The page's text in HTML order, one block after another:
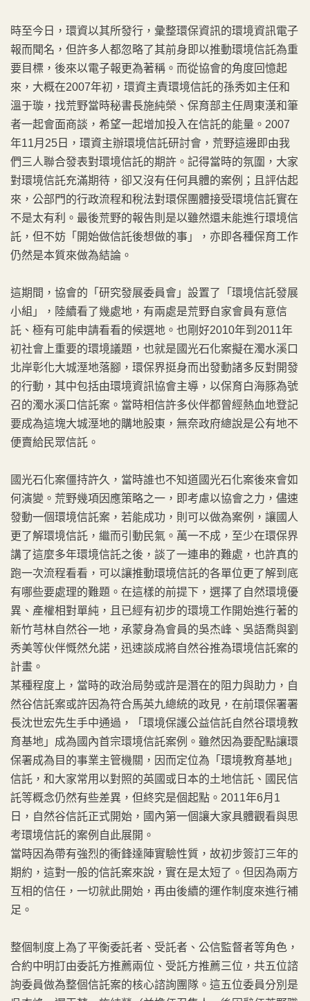
時至今日，環資以其所發行，彙整環保資訊的環境資訊電子
報而聞名，但許多人都忽略了其前身即以推動環境信託為重
要目標，後來以電子報更為著稱。而從協會的角度回憶起
來，大概在2007年初，環資主責環境信託的孫秀如主任和
溫于璇，找荒野當時秘書長施純榮、保育部主任周東漢和筆
者一起會面商談，希望一起增加投入在信託的能量。2007
年11月25日，環資主辦環境信託研討會，荒野這邊即由我
們三人聯合發表對環境信託的期許。記得當時的氛圍，大家
對環境信託充滿期待，卻又沒有任何具體的案例；且評估起
來，公部門的行政流程和稅法對環保團體接受環境信託實在
不是太有利。最後荒野的報告則是以雖然還未能進行環境信
託，但不妨「開始做信託後想做的事」，亦即各種保育工作
仍然是本質來做為結論。
這期間，協會的「研究發展委員會」設置了「環境信託發展
小組」，陸續看了幾處地，有兩處是荒野自家會員有意信
託、極有可能申請看看的候選地。也剛好2010年到2011年
初社會上重要的環境議題，也就是國光石化案擬在濁水溪口
北岸彰化大城溼地落腳，環保界挺身而出發動諸多反對開發
的行動，其中包括由環境資訊協會主導，以保育白海豚為號
召的濁水溪口信託案。當時相信許多伙伴都曾經熱血地登記
要成為這塊大城溼地的購地股東，無奈政府總說是公有地不
便賣給民眾信託。
國光石化案僵持許久，當時誰也不知道國光石化案後來會如
何演變。荒野幾項因應策略之一，即考慮以協會之力，儘速
發動一個環境信託案，若能成功，則可以做為案例，讓國人
更了解環境信託，繼而引動民氣。萬一不成，至少在環保界
講了這麼多年環境信託之後，談了一連串的難處，也許真的
跑一次流程看看，可以讓推動環境信託的各單位更了解到底
有哪些要處理的難題。在這樣的前提下，選擇了自然環境優
異、產權相對單純，且已經有初步的環境工作開始進行著的
新竹芎林自然谷一地，承蒙身為會員的吳杰峰、吳語喬與劉
秀美等伙伴慨然允諾，迅速談成將自然谷推為環境信託案的
計畫。
某種程度上，當時的政治局勢或許是潛在的阻力與助力，自
然谷信託案或許因為符合馬英九總統的政見，在前環保署署
長沈世宏先生手中通過，「環境保護公益信託自然谷環境教
育基地」成為國內首宗環境信託案例。雖然因為要配點讓環
保署成為目的事業主管機關，因而定位為「環境教育基地」
信託，和大家常用以對照的英國或日本的土地信託、國民信
託等概念仍然有些差異，但終究是個起點。2011年6月1
日，自然谷信託正式開始，國內第一個讓大家具體觀看與思
考環境信託的案例自此展開。
當時因為帶有強烈的衝鋒達陣實驗性質，故初步簽訂三年的
期約，這對一般的信託案來說，實在是太短了。但因為兩方
互相的信任，一切就此開始，再由後續的運作制度來進行補
足。
整個制度上為了平衡委託者、受託者、公信監督者等角色，
合約中明訂由委託方推薦兩位、受託方推薦三位，共五位諮
詢委員做為整個信託案的核心諮詢團隊。這五位委員分別是